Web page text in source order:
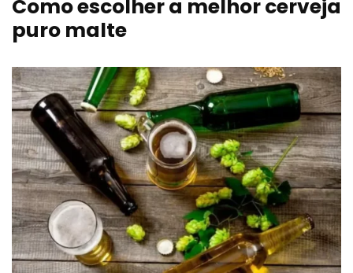
Como escolher a melhor cerveja
puro malte